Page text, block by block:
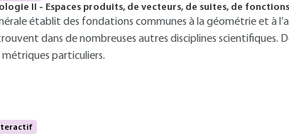
II - Espaces produits, de vecteurs, de suites, de
établit des fondations communes à la géométrie et à
dans de nombreuses autres disciplines scientifiques.
particuliers.